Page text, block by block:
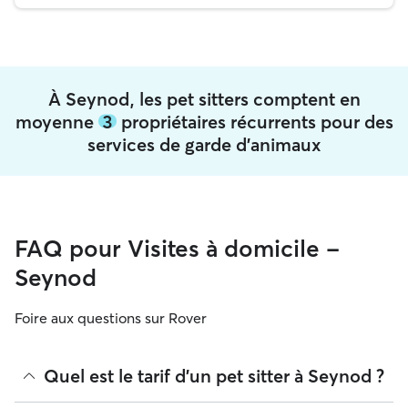
À Seynod, les pet sitters comptent en
moyenne 3propriétaires récurrents pour des
services de garde d'animaux
FAQ pour Visites à domicile -
Seynod
Foire aux questions sur Rover
Quel est le tarif d'un pet sitter à Seynod ?